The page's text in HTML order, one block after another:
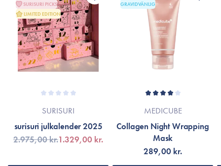
SURISURI PICKS
LIMITED EDITION
SURISURI
surisuri julkalender 2025
2.975,00 kr.1.329,00 kr.
GRAVIDVÄNLIG
MEDICUBE
Collagen Night Wrapping
Mask
289,00 kr.